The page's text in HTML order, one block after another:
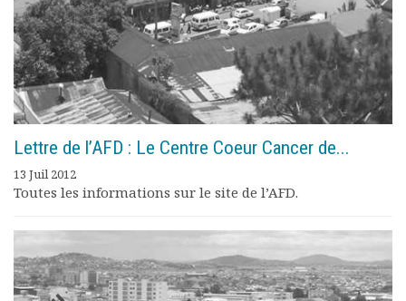
Lettre de l’AFD : Le Centre Coeur Cancer de...
13 Juil 2012
Toutes les informations sur le site de l’AFD.